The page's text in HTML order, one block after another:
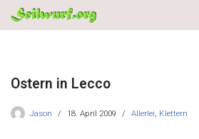
Ostern in Lecco
Jason 18. April 2009 Allerlei, Klettern